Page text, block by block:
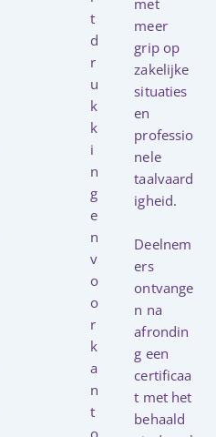
t
d
r
u
k
k
i
n
g
e
n
v
o
o
r
k
a
n
t
met
meer
grip op
zakelijke
situaties
en
professio
nele
taalvaard
igheid.
Deelnem
ers
ontvange
n na
afrondin
g een
certificaa
t met het
behaald